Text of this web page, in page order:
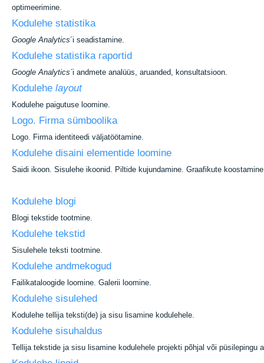
optimeerimine.
Kodulehe statistika
Google Analytics´i seadistamine.
Kodulehe statistika raportid
Google Analytics´i andmete analüüs, aruanded, konsultatsioon.
Kodulehe layout
Kodulehe paigutuse loomine.
Logo. Firma sümboolika
Logo. Firma identiteedi väljatöötamine.
Kodulehe disaini elementide loomine
Saidi ikoon. Sisulehe ikoonid. Piltide kujundamine. Graafikute
Kodulehe blogi
Blogi tekstide tootmine.
Kodulehe tekstid
Sisulehele teksti tootmine.
Kodulehe andmekogud
Failikataloogide loomine. Galerii loomine.
Kodulehe sisulehed
Kodulehe tellija teksti(de) ja sisu lisamine kodulehele.
Kodulehe sisuhaldus
Tellija tekstide ja sisu lisamine kodulehele projekti põhjal või püsilepingu